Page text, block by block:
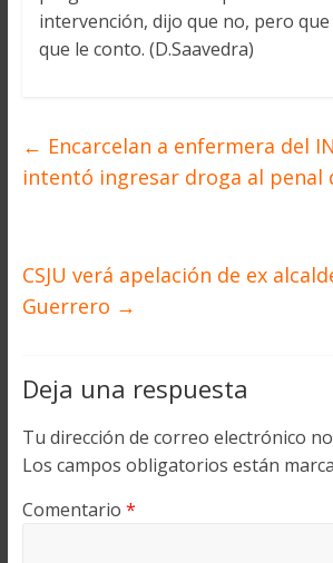
intervención, dijo que no, pero
que le conto. (D.Saavedra)
← Encarcelan a enfermera del
intentó ingresar droga al penal
CSJU verá apelación de ex
Guerrero →
Deja una respuesta
Tu dirección de correo electrónico
Los campos obligatorios están
Comentario *